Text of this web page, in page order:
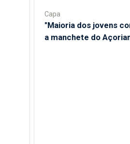
Capa
"Maioria dos jovens
a manchete do